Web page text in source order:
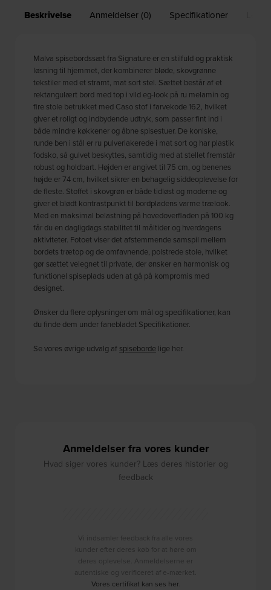
Beskrivelse Anmeldelser (0) Specifikationer
Malva spisebordssæt fra Signature er en stilfuld og praktisk
løsning til hjemmet, der kombinerer bløde, skovgrønne
tekstiler med et stramt, mat sort stel. Sættet består af et
rektangulært bord med top i vild eg-look på ru melamin og
fire stole betrukket med Caso stof i farvekode 162, hvilket
giver et roligt og indbydende udtryk, som passer fint ind i
både mindre køkkener og åbne spisestuer. De koniske,
runde ben i stål er ru pulverlakerede i mat sort og har plastik
fodsko, så gulvet beskyttes, samtidig med at stellet fremstår
robust og holdbart. Højden er angivet til 75 cm, og benenes
højde er 74 cm, hvilket sikrer en behagelig siddeoplevelse for
de fleste. Stoffet i skovgrøn er både tidløst og moderne og
giver et blødt kontrastpunkt til bordpladens varme trælook.
Med en maksimal belastning på hovedoverfladen på 100 kg
får du en dagligdags stabilitet til måltider og hverdagens
aktiviteter. Fotoet viser det afstemmende samspil mellem
bordets trætop og de omfavnende, polstrede stole, hvilket
gør sættet velegnet til private, der ønsker en harmonisk og
funktionel spiseplads uden at gå på kompromis med
designet.
Ønsker du flere oplysninger om mål og specifikationer, kan
du finde dem under fanebladet Specifikationer.
Se vores øvrige udvalg af spiseborde lige her.
Anmeldelser fra vores kunder
Hvad siger vores kunder? Læs deres historier og
feedback
Vi indsamler feedback fra alle vores
kunder efter deres køb for at høre om
deres oplevelse. Anmeldelserne er
autentiske og verificeret af e-mærket.
Vores certifikat kan ses her.